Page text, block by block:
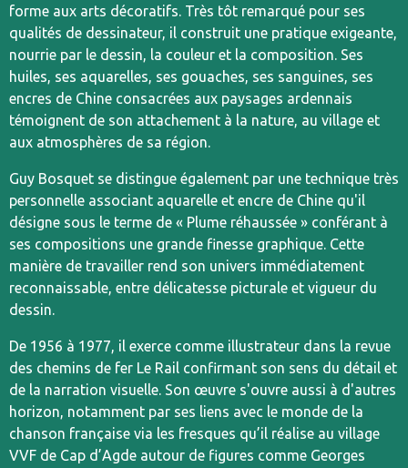
forme aux arts décoratifs. Très tôt remarqué pour ses
qualités de dessinateur, il construit une pratique exigeante,
nourrie par le dessin, la couleur et la composition. Ses
huiles, ses aquarelles, ses gouaches, ses sanguines, ses
encres de Chine consacrées aux paysages ardennais
témoignent de son attachement à la nature, au village et
aux atmosphères de sa région.
Guy Bosquet se distingue également par une technique très
personnelle associant aquarelle et encre de Chine qu'il
désigne sous le terme de « Plume réhaussée » conférant à
ses compositions une grande finesse graphique. Cette
manière de travailler rend son univers immédiatement
reconnaissable, entre délicatesse picturale et vigueur du
dessin.
De 1956 à 1977, il exerce comme illustrateur dans la revue
des chemins de fer Le Rail confirmant son sens du détail et
de la narration visuelle. Son œuvre s'ouvre aussi à d'autres
horizon, notamment par ses liens avec le monde de la
chanson française via les fresques qu’il réalise au village
VVF de Cap d’Agde autour de figures comme Georges